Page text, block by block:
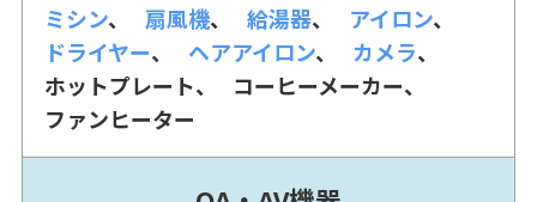
ミシン 扇風機 給湯器
アイロン
ドライヤー
ヘアアイロン
カメラ
ホットプレート
コーヒーメーカー
ファンヒーター